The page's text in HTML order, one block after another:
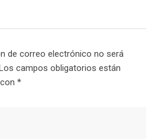
de correo electrónico no será
Los campos obligatorios están
*